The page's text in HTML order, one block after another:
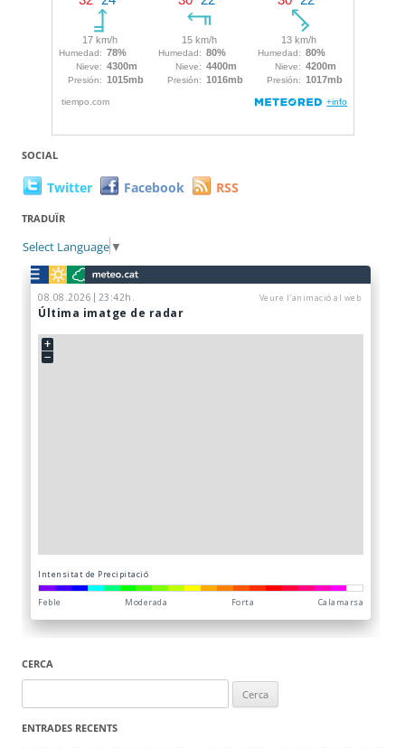
SOCIAL
Twitter Facebook RSS
TRADUÏR
Select Language ▼
CERCA
ENTRADES RECENTS